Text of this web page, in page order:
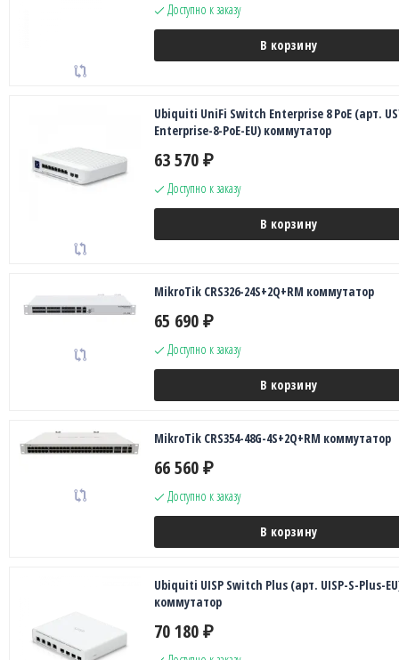
Доступно к заказу
В корзину
Ubiquiti UniFi Switch Enterprise 8 PoE (арт.
Enterprise-8-PoE-EU) коммутатор
63 570 ₽
Доступно к заказу
В корзину
MikroTik CRS326-24S+2Q+RM коммутатор
65 690 ₽
Доступно к заказу
В корзину
MikroTik CRS354-48G-4S+2Q+RM коммутатор
66 560 ₽
Доступно к заказу
В корзину
Ubiquiti UISP Switch Plus (арт. UISP-S-Plus-
коммутатор
70 180 ₽